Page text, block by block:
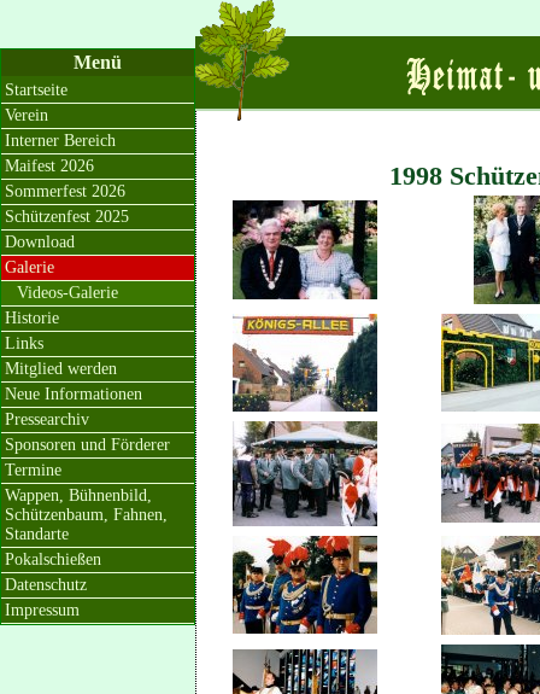
1998
Menü
Startseite
Verein
Interner Bereich
Maifest 2026
Sommerfest 2026
Schützenfest 2025
Download
Galerie
Videos-Galerie
Historie
Links
Mitglied werden
Neue Informationen
Pressearchiv
Sponsoren und Förderer
Termine
Wappen, Bühnenbild,
Schützenbaum, Fahnen,
Standarte
Pokalschießen
Datenschutz
Impressum